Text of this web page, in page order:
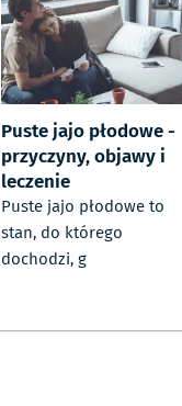
Puste jajo płodowe -
przyczyny, objawy i
leczenie
Puste jajo płodowe to
stan, do którego
dochodzi, g